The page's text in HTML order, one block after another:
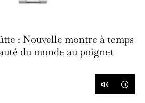
: Nouvelle montre à temps
du monde au poignet